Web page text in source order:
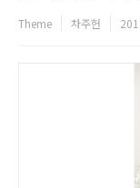
우리는 택배를 통해 많
Theme 차주헌